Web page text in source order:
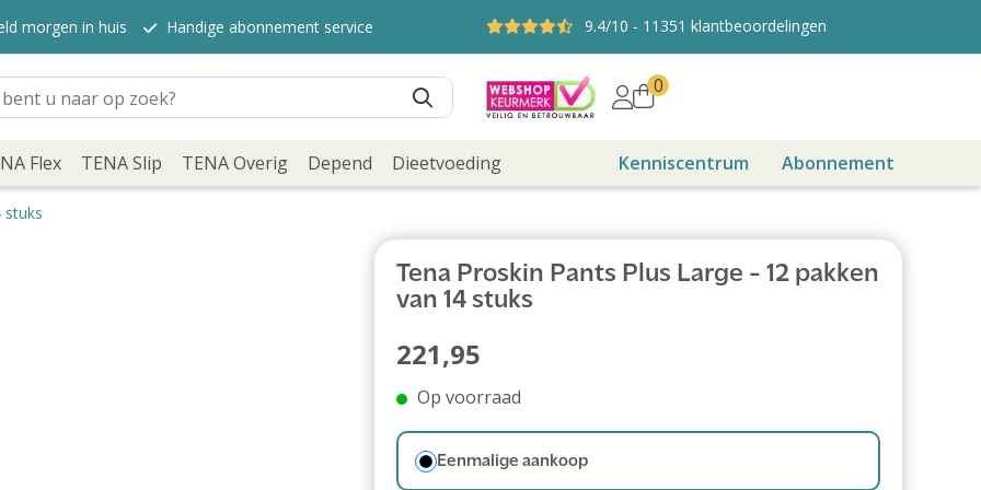
morgen in huis Handige abonnement service 9.4/10 - 11351 klantbeoordelingen
0
Flex TENA Slip TENA Overig Depend Dieetvoeding Kenniscentrum Abonnement
stuks
Tena Proskin Pants Plus Large - 12 pakken
van 14 stuks
221,95
Op voorraad
Eenmalige aankoop